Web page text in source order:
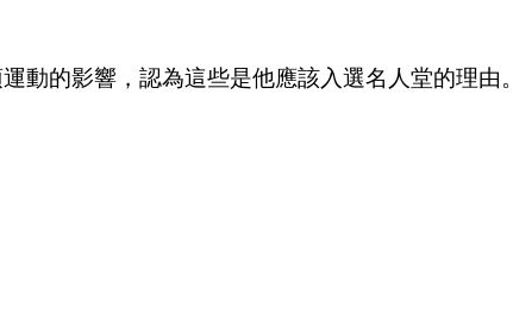
動的影響，認為這些是他應該入選名人堂的理由。